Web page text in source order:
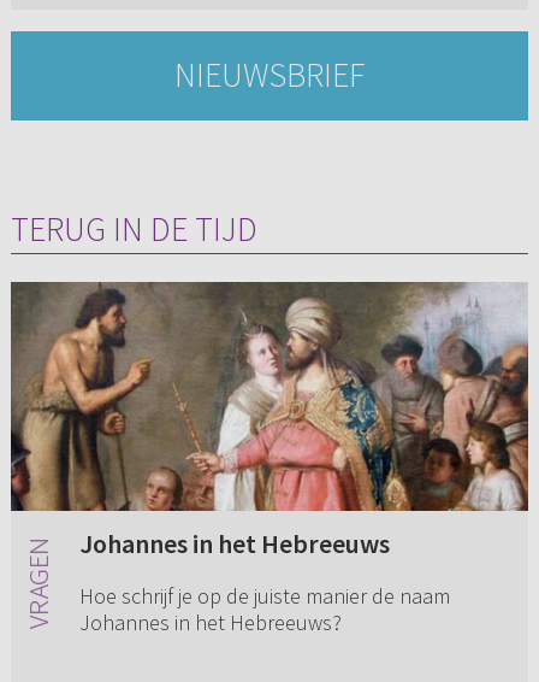
NIEUWSBRIEF
TERUG IN DE TIJD
Johannes in het Hebreeuws
Hoe schrijf je op de juiste manier de naam
Johannes in het Hebreeuws?